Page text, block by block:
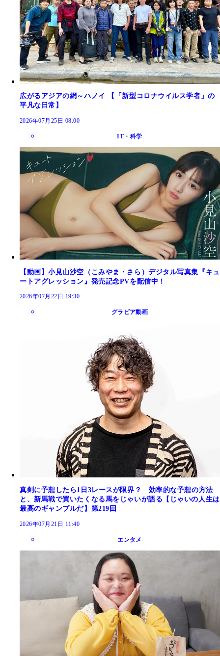
広がるアジアの網～ハノイ 【「新型コロナウイルス学者」の
平凡な日常】
2026年07月25日 08:00
IT・科学
【動画】小見山沙空（こみやま・さら）デジタル写真集『キュ
ートアグレッション』発売記念PVを配信中！
2026年07月22日 19:30
グラビア動画
真剣に予想したら1日3レースが限界？ 効率的な予想の方法
と、新馬戦で買いたくなる馬をじゃいが語る【じゃいの人生は
最高のギャンブルだ】第219回
2026年07月21日 11:40
エンタメ